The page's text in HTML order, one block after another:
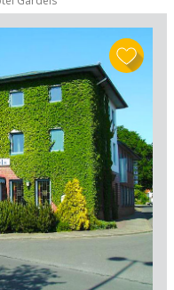
rejsemål. Nyd en tur
slæng jer under
omgivet af farverige
strandcaféer langs
kan I se hoteller i
lige her.